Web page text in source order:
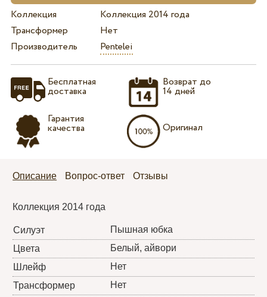
Коллекция
Коллекция 2014 года
Трансформер
Нет
Производитель
Pentelei
Бесплатная
доставка
Гарантия
качества
Возврат до
14 дней
Оригинал
Описание Вопрос-ответ Отзывы
Коллекция 2014 года
Силуэт
Пышная юбка
Цвета
Белый, айвори
Шлейф
Нет
Трансформер
Нет